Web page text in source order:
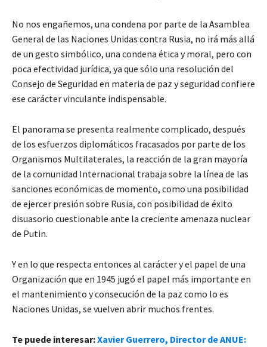
No nos engañemos, una condena por parte de la Asamblea
General de las Naciones Unidas contra Rusia, no irá más allá
de un gesto simbólico, una condena ética y moral, pero con
poca efectividad jurídica, ya que sólo una resolución del
Consejo de Seguridad en materia de paz y seguridad confiere
ese carácter vinculante indispensable.
El panorama se presenta realmente complicado, después
de los esfuerzos diplomáticos fracasados por parte de los
Organismos Multilaterales, la reacción de la gran mayoría
de la comunidad Internacional trabaja sobre la línea de las
sanciones económicas de momento, como una posibilidad
de ejercer presión sobre Rusia, con posibilidad de éxito
disuasorio cuestionable ante la creciente amenaza nuclear
de Putin.
Y en lo que respecta entonces al carácter y el papel de una
Organización que en 1945 jugó el papel más importante en
el mantenimiento y consecución de la paz como lo es
Naciones Unidas, se vuelven abrir muchos frentes.
Te puede interesar:Xavier Guerrero, Director de ANUE: